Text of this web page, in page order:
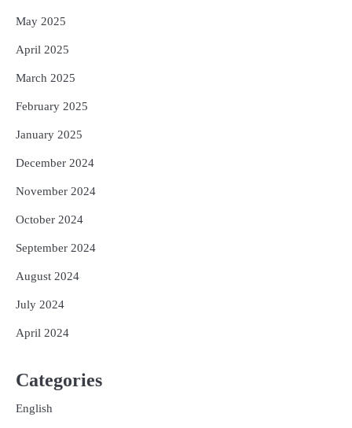
May 2025
April 2025
March 2025
February 2025
January 2025
December 2024
November 2024
October 2024
September 2024
August 2024
July 2024
April 2024
Categories
English